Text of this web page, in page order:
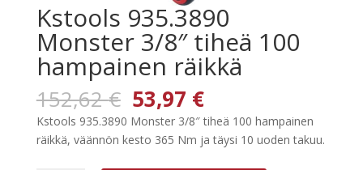
Kstools 935.3890
Monster 3/8″ tiheä 100
hampainen räikkä
152,62€ Alkuperäinen
hinta
oli:
152,62 €.
53,97 €Nykyinen
hinta
on:
53,97 €.
Kstools 935.3890 Monster 3/8″ tiheä 100 hampainen
räikkä, väännön kesto 365 Nm ja täysi 10 uoden takuu.